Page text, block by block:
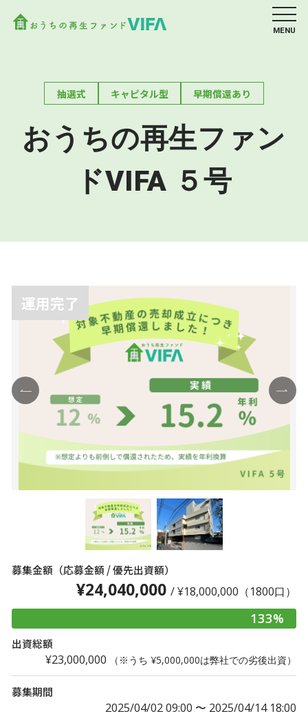
MENU
抽選式 キャピタル型 早期償還あり
おうちの再生ファン
ドVIFA ５号
運用完了
募集金額（応募金額 / 優先出資額）
¥24,040,000 / ¥18,000,000（1800口）
133%
出資総額
¥23,000,000 （※うち ¥5,000,000は弊社での劣後出資）
募集期間
2025/04/02 09:00 〜 2025/04/14 18:00